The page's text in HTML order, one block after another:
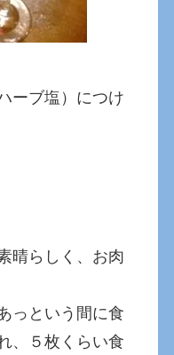
ーブ塩）につけ
晴らしく、お肉
っという間に食
、５枚くらい食